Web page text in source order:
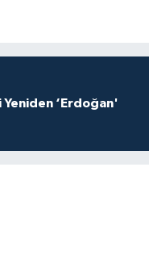
Yeniden ‘Erdoğan'